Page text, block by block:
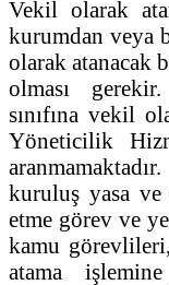
Vekil olarak
kurumdan veya
olarak atanacak
olması
sınıfına vekil
Yöneticilik
kuruluş yasa
etme görev ve
kamu
atama